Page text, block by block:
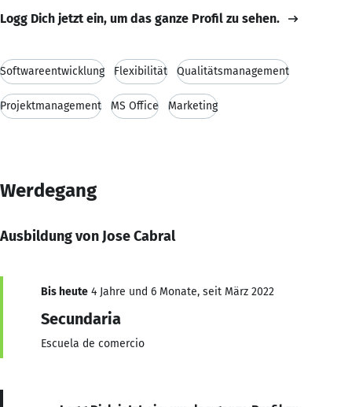
Logg Dich jetzt ein, um das ganze Profil zu sehen.
Softwareentwicklung Flexibilität Qualitätsmanagement
Projektmanagement MS Office Marketing
Werdegang
Ausbildung von Jose Cabral
Bis heute 4 Jahre und 6 Monate, seit März 2022
Secundaria
Escuela de comercio